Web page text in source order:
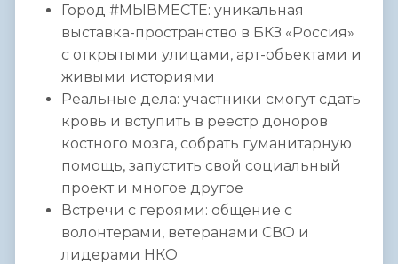
Город #МЫВМЕСТЕ: уникальная
выставка-пространство в БКЗ «Россия»
с открытыми улицами, арт-объектами и
живыми историями
Реальные дела: участники смогут сдать
кровь и вступить в реестр доноров
костного мозга, собрать гуманитарную
помощь, запустить свой социальный
проект и многое другое
Встречи с героями: общение с
волонтерами, ветеранами СВО и
лидерами НКО